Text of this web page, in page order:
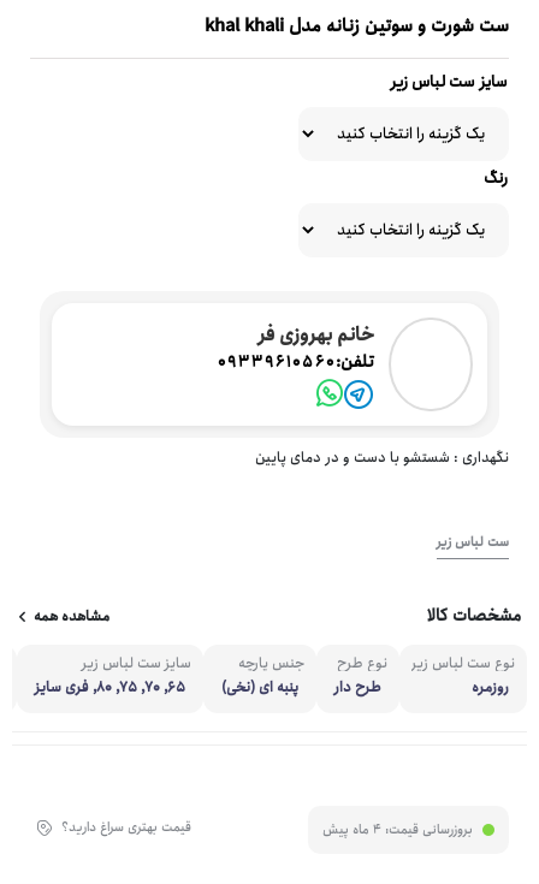
ست شورت و سوتین زنانه مدل khal khali
سایز ست لباس زیر
رنگ
خانم بهروزی فر
تلفن:09339610560
نگهداری : شستشو با دست و در دمای پایین
ست لباس زیر
مشخصات کالا مشاهده همه
نوع ست لباس زیر
روزمره
نوع طرح
طرح دار
جنس پارچه
پنبه ای (نخی)
سایز ست لباس زیر
65, 70, 75, 80, فری سایز
بروزرسانی قیمت: 4 ماه پیش قیمت بهتری سراغ دارید؟